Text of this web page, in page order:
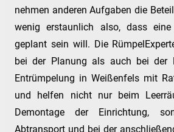
nehmen anderen Aufgaben die
wenig erstaunlich also, dass
geplant sein will. Die
bei der Planung als auch bei der
Entrümpelung in Weißenfels mit
und helfen nicht nur beim
Demontage der Einrichtung,
Abtransport und bei der